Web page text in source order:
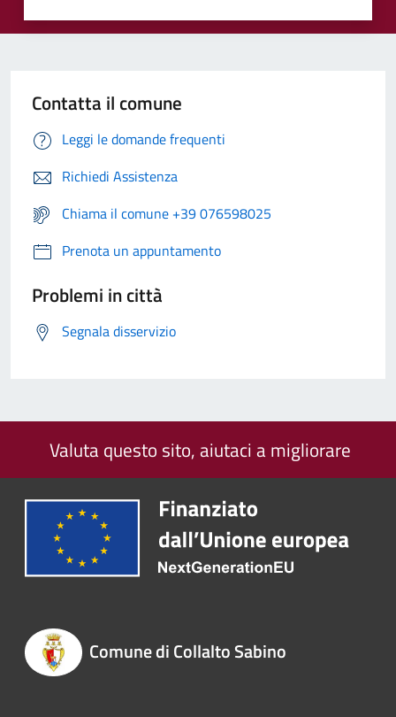
Contatta il comune
Leggi le domande frequenti
Richiedi Assistenza
Chiama il comune +39 076598025
Prenota un appuntamento
Problemi in città
Segnala disservizio
Valuta questo sito, aiutaci a migliorare
Comune di Collalto Sabino